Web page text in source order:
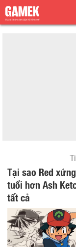
Tại sao Red
tuổi hơn Ash
tất cả